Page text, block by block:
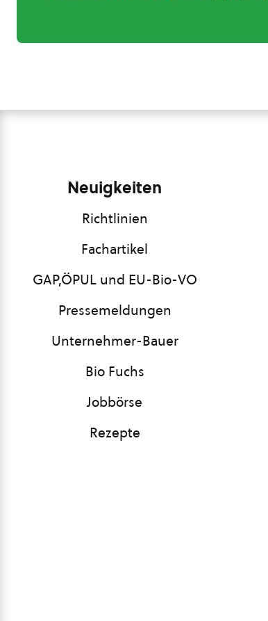
Neuigkeiten
Richtlinien
Fachartikel
GAP,ÖPUL und EU-Bio-VO
Pressemeldungen
Unternehmer-Bauer
Bio Fuchs
Jobbörse
Rezepte